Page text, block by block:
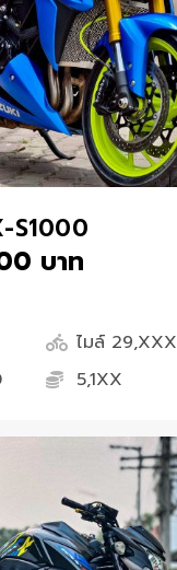
S1000
บาท
ไมล์ 29,XXX
5,1XX